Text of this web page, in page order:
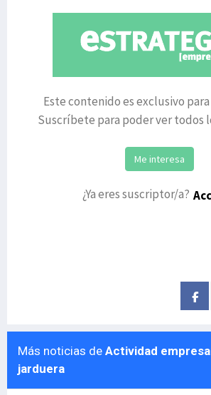
Este contenido es exclusivo
Suscríbete para poder ver todos
Me interesa
¿Ya eres suscriptor/a?
Más noticias de Actividad
jarduera